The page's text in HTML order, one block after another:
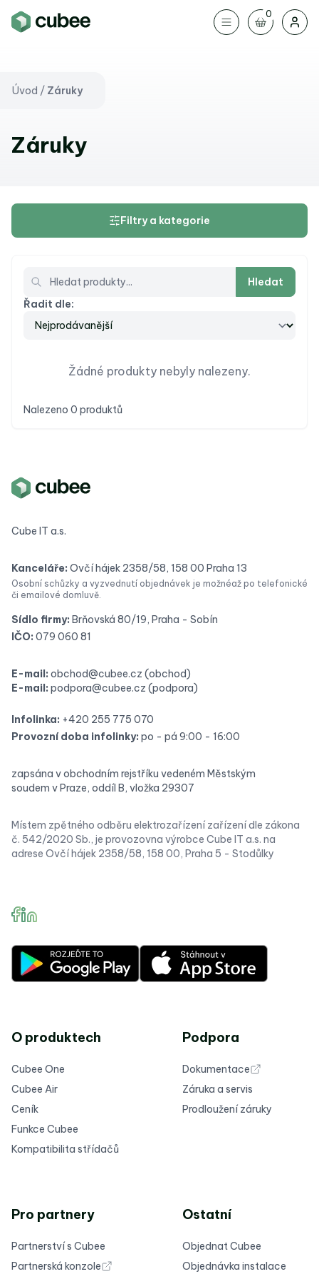
0
Úvod / Záruky
Záruky
Filtry a kategorie
Hledat
Řadit dle:
Žádné produkty nebyly nalezeny.
Nalezeno 0 produktů
Cube IT a.s.
Kanceláře: Ovčí hájek 2358/58, 158 00 Praha 13
Osobní schůzky a vyzvednutí objednávek je možnéaž po telefonické
či emailové domluvě.
Sídlo firmy: Brňovská 80/19, Praha - Sobín
IČO: 079 060 81
E-mail: obchod@cubee.cz (obchod)
E-mail: podpora@cubee.cz (podpora)
Infolinka: +420 255 775 070
Provozní doba infolinky: po - pá 9:00 - 16:00
zapsána v obchodním rejstříku vedeném Městským
soudem v Praze, oddíl B, vložka 29307
Místem zpětného odběru elektrozařízení zařízení dle zákona
č. 542/2020 Sb., je provozovna výrobce Cube IT a.s. na
adrese Ovčí hájek 2358/58, 158 00, Praha 5 - Stodůlky
O produktech
Cubee One
Cubee Air
Ceník
Funkce Cubee
Kompatibilita střídačů
Podpora
Dokumentace
Záruka a servis
Prodloužení záruky
Pro partnery
Partnerství s Cubee
Partnerská konzole
Ostatní
Objednat Cubee
Objednávka instalace